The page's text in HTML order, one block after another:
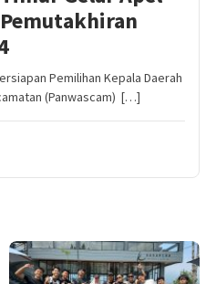
Pemilihan Kepala Daerah
(Panwascam) […]